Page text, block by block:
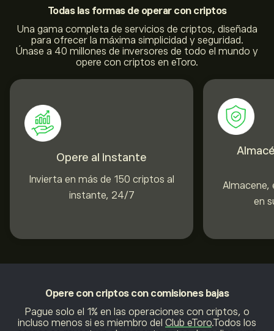
Todas las formas de operar con criptos
Una gama completa de servicios de criptos, diseñada
para ofrecer la máxima simplicidad y seguridad.
Únase a 40 millones de inversores de todo el mundo y
opere con criptos en eToro.
Opere al instante
Invierta en más de 150 criptos al
instante, 24/7
Almacene,
en
Opere con criptos con comisiones bajas
Pague solo el 1% en las operaciones con criptos, o
incluso menos si es miembro del Club eToro.Todos los